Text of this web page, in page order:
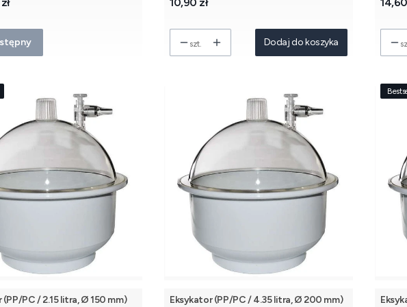
szt. Dodaj do koszyka
(PP/PC / 2.15 litra, Ø 150 mm) Eksykator (PP/PC / 4.35 litra, Ø 200 mm)